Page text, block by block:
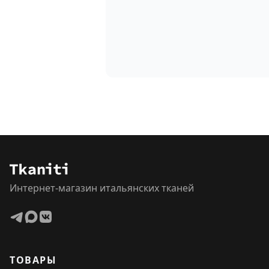
Интернет-магазин итальянских тканей
ТОВАРЫ